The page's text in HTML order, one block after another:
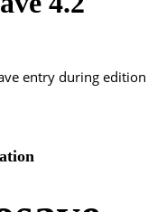
entry during edition